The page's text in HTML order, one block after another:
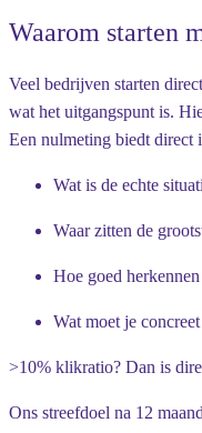
Waarom starten
Veel bedrijven starten
wat het uitgangspunt is.
Een nulmeting biedt direct
Wat is de echte
Waar zitten de
Hoe goed
Wat moet je
>10% klikratio? Dan is
Ons streefdoel na 12